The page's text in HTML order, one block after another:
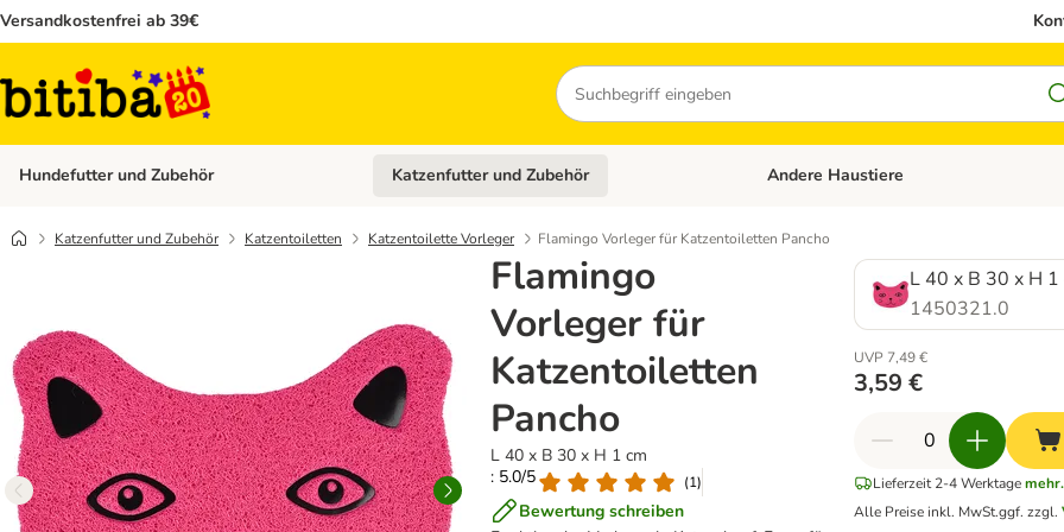
Versandkostenfrei ab 39€
Suchen
Hundefutter und Zubehör Kategorie-Menü öffnen: Hundefutter und Zubehör
Katzenfutter und Zubehör Kategorie-Menü öffnen: Katzenfutter und
Andere Haustiere
Katzenfutter und Zubehör Katzentoiletten Katzentoilette Vorleger Flamingo Vorleger für Katzentoiletten Pancho
Flamingo
Vorleger für
Katzentoiletten
Pancho
L 40 x B 30 x H 1 cm
: 5.0/5
(1)
Bewertung schreiben
L 40 x B 30 x H 1
1450321.0
UVP 7,49 €
3,59 €
Lieferzeit 2-4 Werktage
Alle Preise inkl. MwSt.ggf. zzgl.